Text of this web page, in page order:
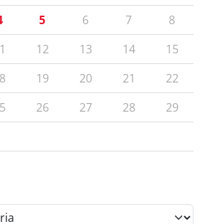
5 6 7
8
12 13 14
15
19 20 21
22
26 27 28
29